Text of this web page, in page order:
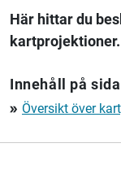
Här hittar du
kartprojektioner.
Innehåll på
double_arrow Översikt över